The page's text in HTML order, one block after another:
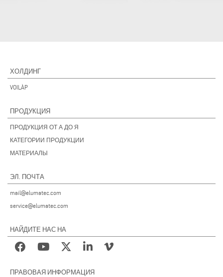
ХОЛДИНГ
VOILÀP
ПРОДУКЦИЯ
ПРОДУКЦИЯ ОТ А ДО Я
КАТЕГОРИИ ПРОДУКЦИИ
МАТЕРИАЛЫ
ЭЛ. ПОЧТА
mail@elumatec.com
service@elumatec.com
НАЙДИТЕ НАС НА
ПРАВОВАЯ ИНФОРМАЦИЯ